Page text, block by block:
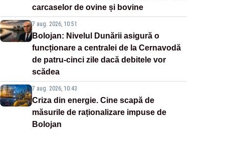
carcaselor de ovine și bovine
7 aug. 2026, 10:51
Bolojan: Nivelul Dunării asigură o
funcționare a centralei de la Cernavodă
de patru-cinci zile dacă debitele vor
scădea
7 aug. 2026, 10:43
Criza din energie. Cine scapă de
măsurile de raționalizare impuse de
Bolojan